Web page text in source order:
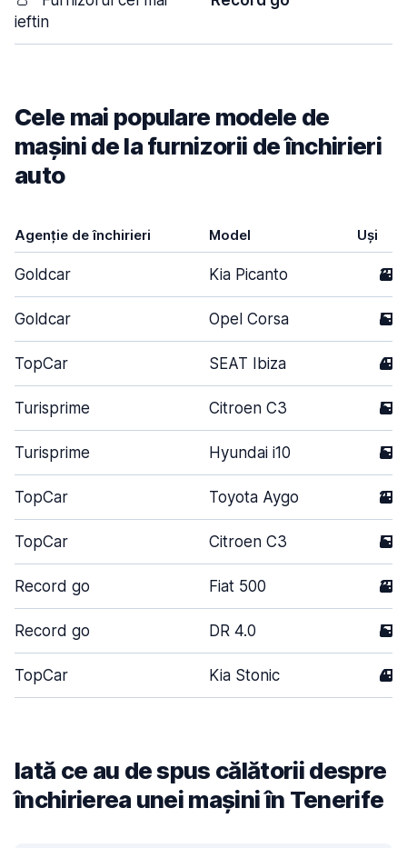
ieftin
Cele mai populare modele de
mașini de la furnizorii de închirieri
auto
Agenție de închirieri Model Uși
Goldcar Kia Picanto 3
Goldcar Opel Corsa 5
TopCar SEAT Ibiza 4
Turisprime Citroen C3 5
Turisprime Hyundai i10 5
TopCar Toyota Aygo 2
TopCar Citroen C3 5
Record go Fiat 500 3
Record go DR 4.0 5
TopCar Kia Stonic 4
Iată ce au de spus călătorii despre
închirierea unei mașini în Tenerife